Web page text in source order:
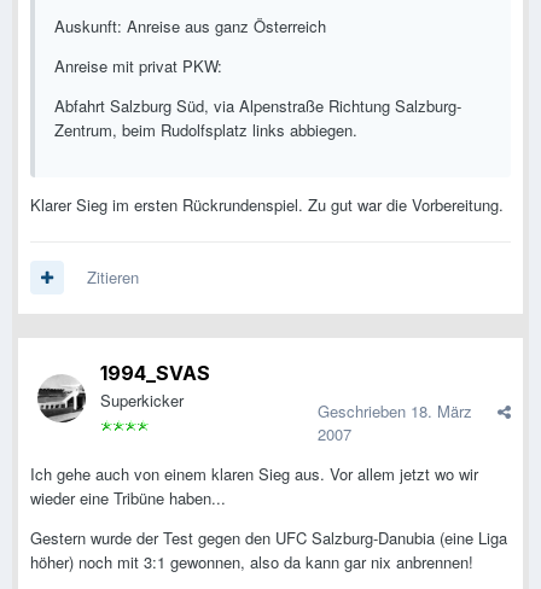
Auskunft: Anreise aus ganz Österreich
Anreise mit privat PKW:
Abfahrt Salzburg Süd, via Alpenstraße Richtung Salzburg-
Zentrum, beim Rudolfsplatz links abbiegen.
Klarer Sieg im ersten Rückrundenspiel. Zu gut war die Vorbereitung.
Zitieren
1994_SVAS
Superkicker Geschrieben 18. März
2007
Ich gehe auch von einem klaren Sieg aus. Vor allem jetzt wo wir
wieder eine Tribüne haben...
Gestern wurde der Test gegen den UFC Salzburg-Danubia (eine Liga
höher) noch mit 3:1 gewonnen, also da kann gar nix anbrennen!